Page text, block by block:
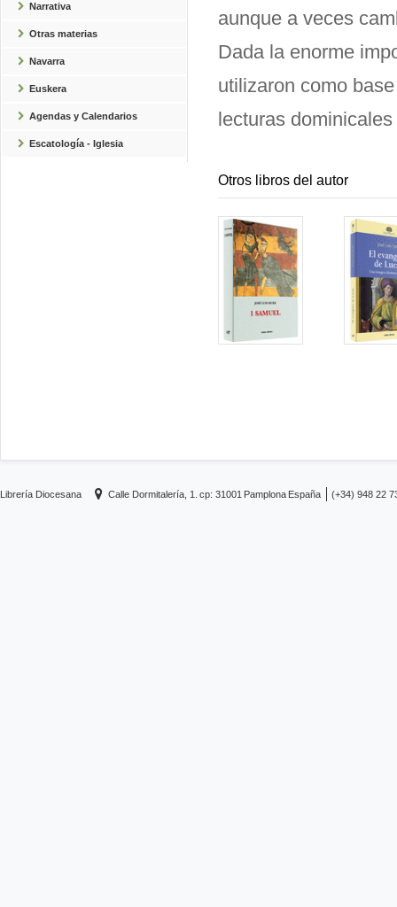
Narrativa
Otras materias
Navarra
Euskera
Agendas y Calendarios
Escatología - Iglesia
aunque a veces
Dada la enorme
utilizaron como
lecturas
Otros libros del autor
Librería Diocesana Calle Dormitalería, 1. cp: 31001 Pamplona España (+34) 948 22